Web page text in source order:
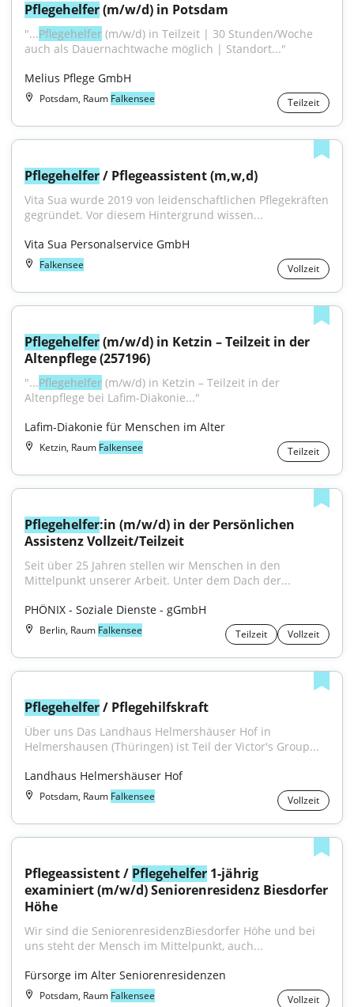
Pflegehelfer (m/w/d) in Potsdam
"...Pflegehelfer (m/w/d) in Teilzeit | 30 Stunden/Woche
auch als Dauernachtwache möglich | Standort..."
Melius Pflege GmbH
Potsdam, Raum Falkensee Teilzeit
Pflegehelfer / Pflegeassistent (m,w,d)
Vita Sua wurde 2019 von leidenschaftlichen Pflegekräften
gegründet. Vor diesem Hintergrund wissen...
Vita Sua Personalservice GmbH
Falkensee Vollzeit
Pflegehelfer (m/w/d) in Ketzin – Teilzeit in der
Altenpflege (257196)
"...Pflegehelfer (m/w/d) in Ketzin – Teilzeit in der
Altenpflege bei Lafim-Diakonie..."
Lafim-Diakonie für Menschen im Alter
Ketzin, Raum Falkensee Teilzeit
Pflegehelfer:in (m/w/d) in der Persönlichen
Assistenz Vollzeit/Teilzeit
Seit über 25 Jahren stellen wir Menschen in den
Mittelpunkt unserer Arbeit. Unter dem Dach der...
PHÖNIX - Soziale Dienste - gGmbH
Berlin, Raum Falkensee Teilzeit Vollzeit
Pflegehelfer / Pflegehilfskraft
Über uns Das Landhaus Helmershäuser Hof in
Helmershausen (Thüringen) ist Teil der Victor's Group...
Landhaus Helmershäuser Hof
Potsdam, Raum Falkensee Vollzeit
Pflegeassistent / Pflegehelfer 1-jährig
examiniert (m/w/d) Seniorenresidenz Biesdorfer
Höhe
Wir sind die SeniorenresidenzBiesdorfer Höhe und bei
uns steht der Mensch im Mittelpunkt, auch...
Fürsorge im Alter Seniorenresidenzen
Potsdam, Raum Falkensee Vollzeit